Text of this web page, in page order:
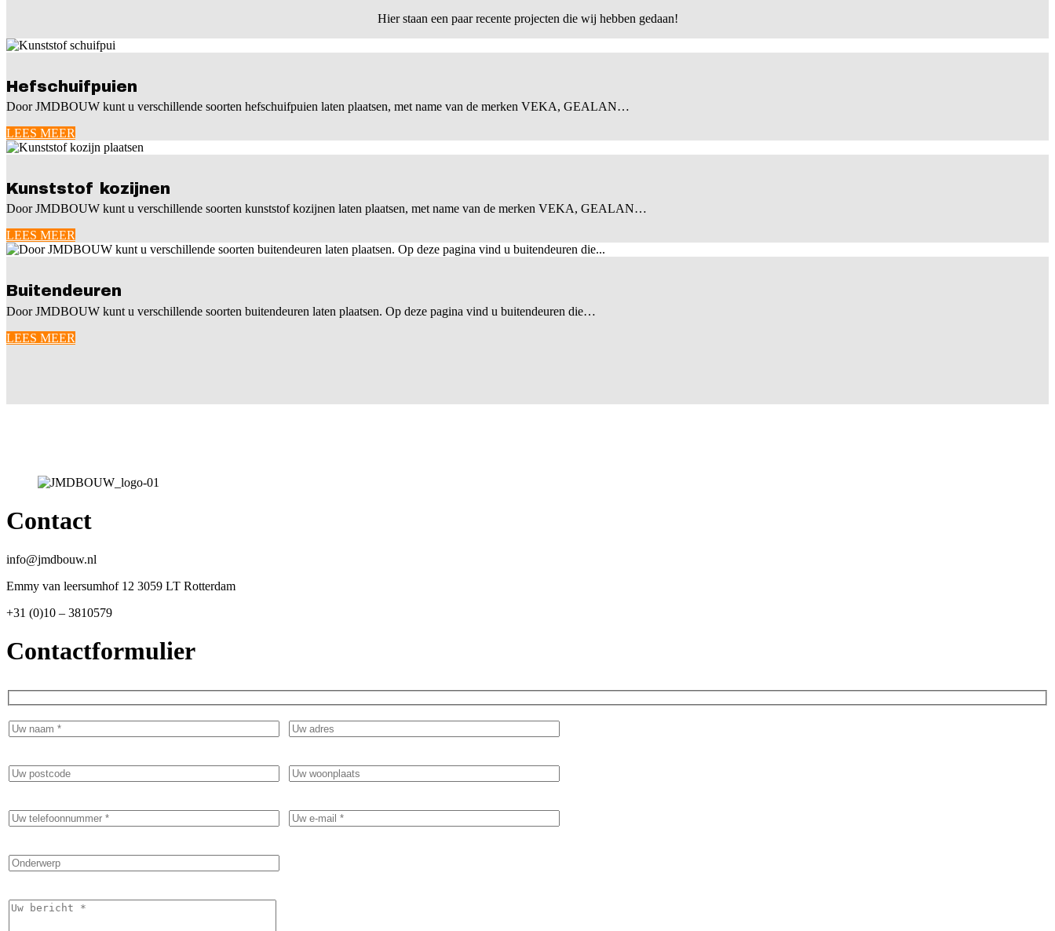
Hier staan een paar recente projecten die wij hebben gedaan!
Hefschuifpuien
Door JMDBOUW kunt u verschillende soorten hefschuifpuien laten plaatsen, met name van de merken VEKA, GEALAN…
LEES MEER
Kunststof kozijnen
Door JMDBOUW kunt u verschillende soorten kunststof kozijnen laten plaatsen, met name van de merken VEKA, GEALAN…
LEES MEER
Buitendeuren
Door JMDBOUW kunt u verschillende soorten buitendeuren laten plaatsen. Op deze pagina vind u buitendeuren die…
LEES MEER
Contact
info@jmdbouw.nl
Emmy van leersumhof 12 3059 LT Rotterdam
+31 (0)10 – 3810579
Contactformulier